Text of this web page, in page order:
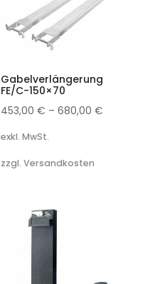
Gabelverlängerung
FE/C-150×70
453,00€ –680,00€
exkl. MwSt.
zzgl. Versandkosten